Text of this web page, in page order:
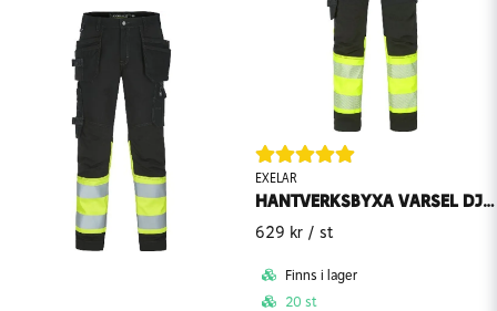
EXELAR
HANTVERKSBYXA VARSEL DJURSTEN 6012 EXELAR
629 kr / st
Finns i lager
20 st